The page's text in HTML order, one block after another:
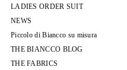
LADIES ORDER SUIT
NEWS
Piccolo di Biancco su misura
THE BIANCCO BLOG
THE FABRICS